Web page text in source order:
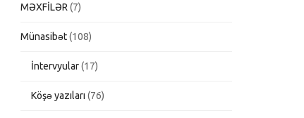
MƏXFİLƏR (7)
Münasibət(108)
İntervyular(17)
Köşə yazıları (76)